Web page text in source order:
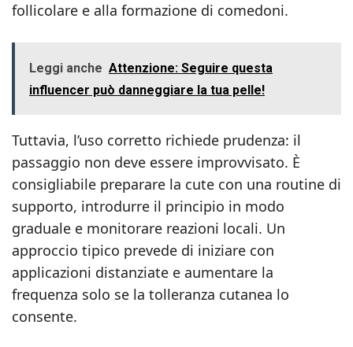
follicolare e alla formazione di comedoni.
Leggi anche Attenzione: Seguire questa
influencer può danneggiare la tua pelle!
Tuttavia, l’uso corretto richiede prudenza: il
passaggio non deve essere improvvisato. È
consigliabile preparare la cute con una routine di
supporto, introdurre il principio in modo
graduale e monitorare reazioni locali. Un
approccio tipico prevede di iniziare con
applicazioni distanziate e aumentare la
frequenza solo se la tolleranza cutanea lo
consente.